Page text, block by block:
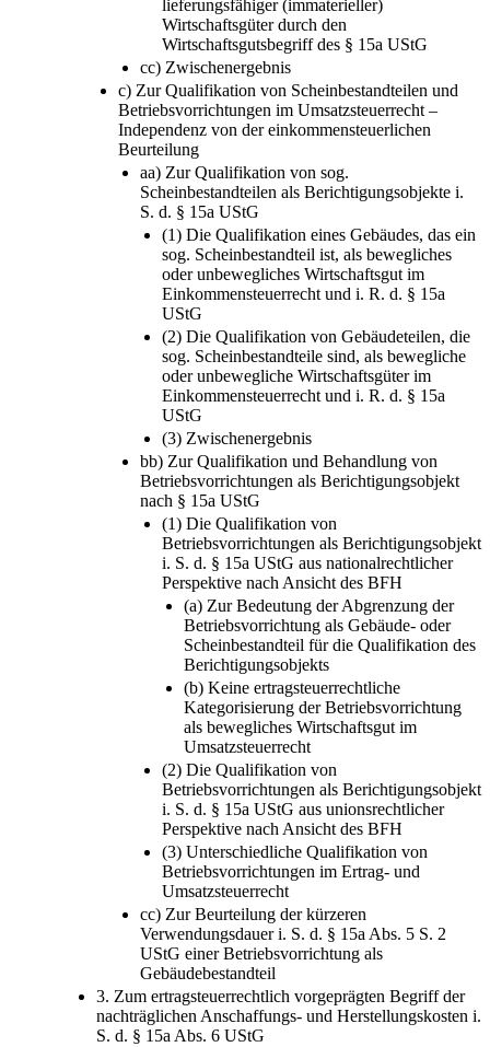
lieferungsfähiger (immaterieller)
Wirtschaftsgüter durch den
Wirtschaftsgutsbegriff des § 15a UStG
cc) Zwischenergebnis
c) Zur Qualifikation von Scheinbestandteilen und
Betriebsvorrichtungen im Umsatzsteuerrecht –
Independenz von der einkommensteuerlichen
Beurteilung
aa) Zur Qualifikation von sog.
Scheinbestandteilen als Berichtigungsobjekte i.
S. d. § 15a UStG
(1) Die Qualifikation eines Gebäudes, das ein
sog. Scheinbestandteil ist, als bewegliches
oder unbewegliches Wirtschaftsgut im
Einkommensteuerrecht und i. R. d. § 15a
UStG
(2) Die Qualifikation von Gebäudeteilen, die
sog. Scheinbestandteile sind, als bewegliche
oder unbewegliche Wirtschaftsgüter im
Einkommensteuerrecht und i. R. d. § 15a
UStG
(3) Zwischenergebnis
bb) Zur Qualifikation und Behandlung von
Betriebsvorrichtungen als Berichtigungsobjekt
nach § 15a UStG
(1) Die Qualifikation von
Betriebsvorrichtungen als Berichtigungsobjekt
i. S. d. § 15a UStG aus nationalrechtlicher
Perspektive nach Ansicht des BFH
(a) Zur Bedeutung der Abgrenzung der
Betriebsvorrichtung als Gebäude- oder
Scheinbestandteil für die Qualifikation des
Berichtigungsobjekts
(b) Keine ertragsteuerrechtliche
Kategorisierung der Betriebsvorrichtung
als bewegliches Wirtschaftsgut im
Umsatzsteuerrecht
(2) Die Qualifikation von
Betriebsvorrichtungen als Berichtigungsobjekt
i. S. d. § 15a UStG aus unionsrechtlicher
Perspektive nach Ansicht des BFH
(3) Unterschiedliche Qualifikation von
Betriebsvorrichtungen im Ertrag- und
Umsatzsteuerrecht
cc) Zur Beurteilung der kürzeren
Verwendungsdauer i. S. d. § 15a Abs. 5 S. 2
UStG einer Betriebsvorrichtung als
Gebäudebestandteil
3. Zum ertragsteuerrechtlich vorgeprägten Begriff der
nachträglichen Anschaffungs- und Herstellungskosten i.
S. d. § 15a Abs. 6 UStG